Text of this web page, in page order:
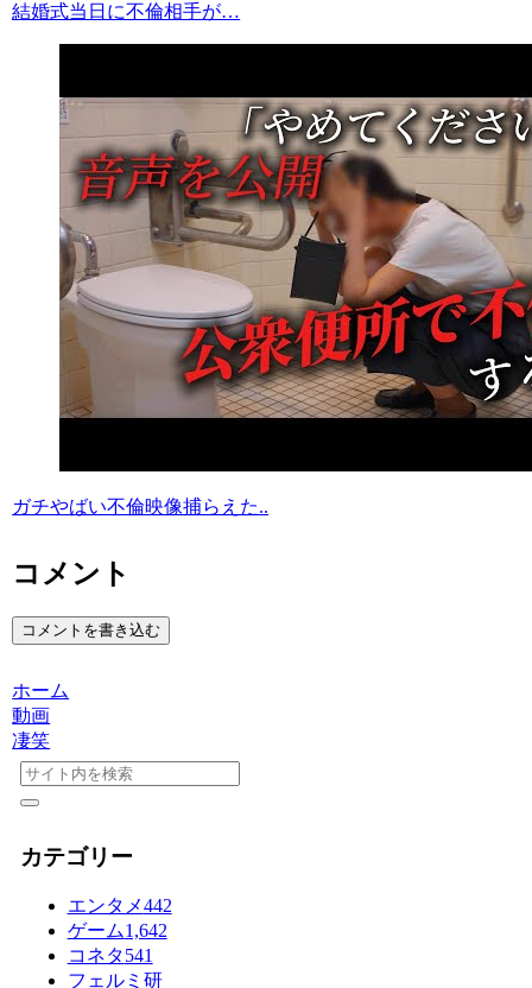
結婚式当日に不倫相手が…
ガチやばい不倫映像捕らえた..
コメント
コメントを書き込む
ホーム
動画
凄笑
カテゴリー
エンタメ442
ゲーム1,642
コネタ541
フェルミ研